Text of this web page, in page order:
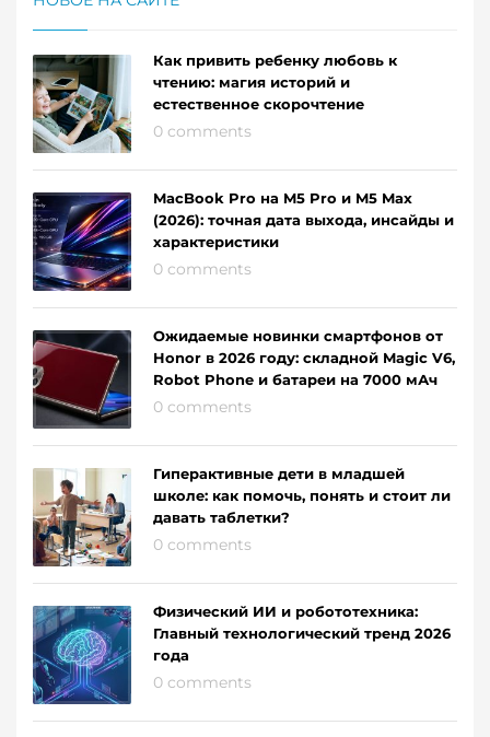
Как привить ребенку любовь к
чтению: магия историй и
естественное скорочтение
0 comments
MacBook Pro на M5 Pro и M5 Max
(2026): точная дата выхода, инсайды и
характеристики
0 comments
Ожидаемые новинки смартфонов от
Honor в 2026 году: складной Magic V6,
Robot Phone и батареи на 7000 мАч
0 comments
Гиперактивные дети в младшей
школе: как помочь, понять и стоит ли
давать таблетки?
0 comments
Физический ИИ и робототехника:
Главный технологический тренд 2026
года
0 comments